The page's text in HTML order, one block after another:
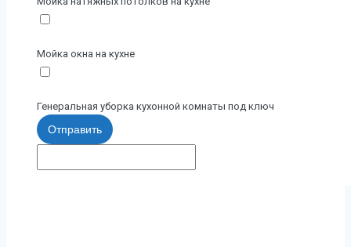
Мойка окна на кухне
Генеральная уборка кухонной комнаты под ключ
Отправить